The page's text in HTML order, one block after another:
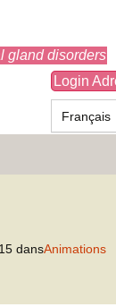
gland disorders
Login
Français
dansAnimations